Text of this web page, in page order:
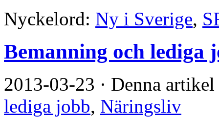
Nyckelord: Ny i Sverige,
Bemanning och lediga
2013-03-23 · Denna
lediga jobb, Näringsliv